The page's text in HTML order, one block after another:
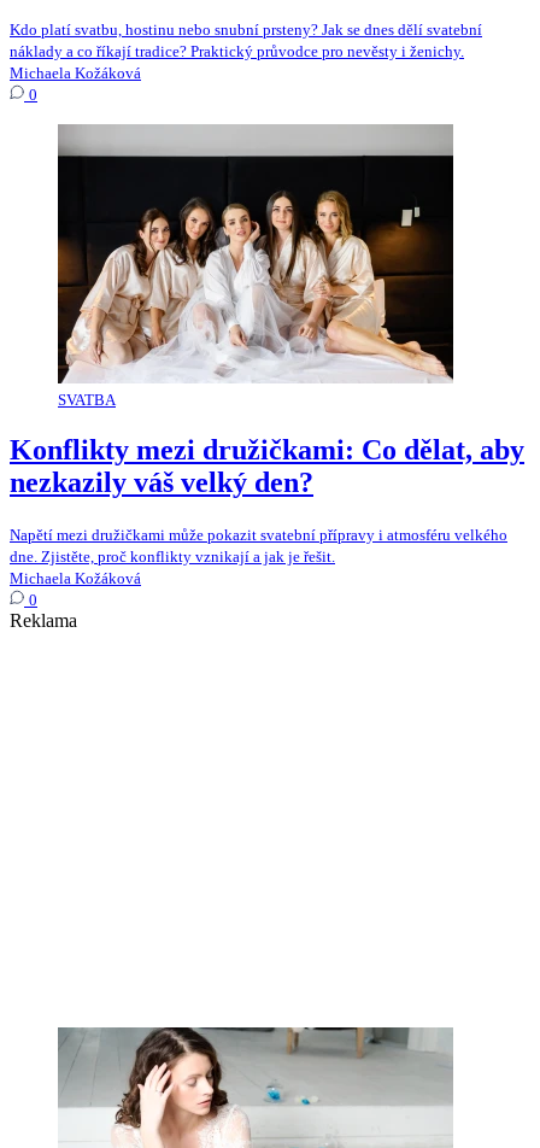
Kdo platí svatbu, hostinu nebo snubní prsteny? Jak se dnes dělí svatební
náklady a co říkají tradice? Praktický průvodce pro nevěsty i ženichy.
Michaela Kožáková
0
SVATBA
Konflikty mezi družičkami: Co dělat, aby
nezkazily váš velký den?
Napětí mezi družičkami může pokazit svatební přípravy i atmosféru velkého
dne. Zjistěte, proč konflikty vznikají a jak je řešit.
Michaela Kožáková
0
Reklama